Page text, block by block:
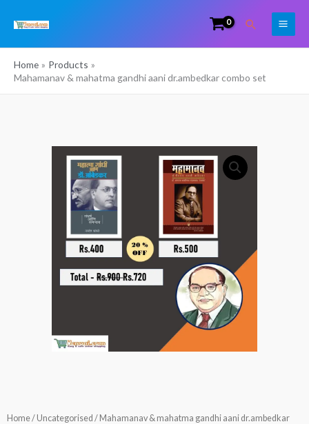
Search
Home
Products
Mahamanav & mahatma gandhi aani dr.ambedkar combo set
Home/ Uncategorised / Mahamanav & mahatma gandhi aani dr.ambedkar